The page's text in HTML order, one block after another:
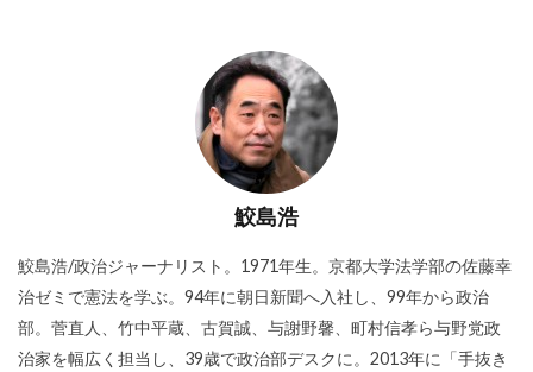
鮫島浩
鮫島浩/政治ジャーナリスト。1971年生。京都大学法学部の佐藤幸
治ゼミで憲法を学ぶ。94年に朝日新聞へ入社し、99年から政治
部。菅直人、竹中平蔵、古賀誠、与謝野馨、町村信孝ら与野党政
治家を幅広く担当し、39歳で政治部デスクに。2013年に「手抜き